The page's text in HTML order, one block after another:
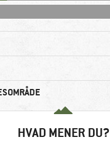
HVAD MENER DU?